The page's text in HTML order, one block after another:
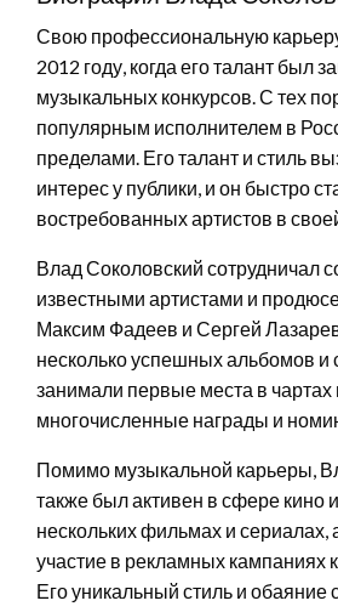
Свою профессиональную
2012 году, когда его талант был
музыкальных конкурсов. С тех
популярным исполнителем в
пределами. Его талант и стиль
интерес у публики, и он быстро
востребованных артистов в
Влад Соколовский сотрудничал
известными артистами и
Максим Фадеев и Сергей
несколько успешных альбомов и
занимали первые места в чартах
многочисленные награды и
Помимо музыкальной карьеры,
также был активен в сфере кино
нескольких фильмах и сериалах,
участие в рекламных кампаниях
Его уникальный стиль и обаяние